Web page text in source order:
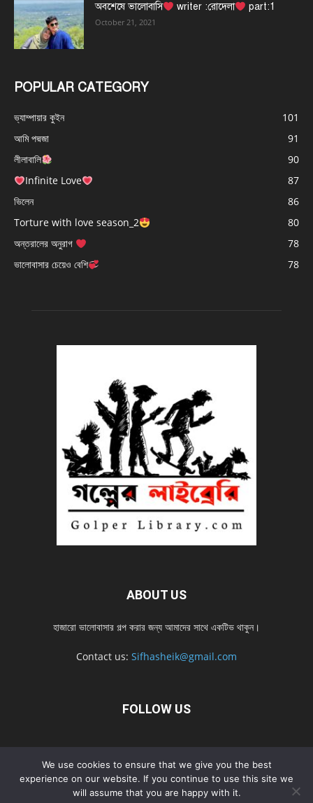
অবশেষে ভালোবাসি writer :রোদেলা part:1
October 21, 2021
POPULAR CATEGORY
ভ্যাম্পায়ার কুইন
101
আমি পদ্মজা
91
লীলাবালি
90
Infinite Love
87
ভিলেন
86
Torture with love season_2
80
অন্তরালের অনুরাগ
78
ভালোবাসার চেয়েও বেশি
78
ABOUT US
হাজারো ভালোবাসার গল্প করার জন্য আমাদের সাথে একটিভ থাকুন।
Contact us: Sifhasheik@gmail.com
FOLLOW US
Home Contact us Privacy Policy শ্রেনী
শ্রেনী – mobile
Home – mobile
নতুন সব গল্প নতুন সব গল্প – mobile
নতুন সব গল্প 2022
নতুন সব গল্প 2022 – mobile
We use cookies to ensure that we give you the best
experience on our website. If you continue to use this site we
will assume that you are happy with it.